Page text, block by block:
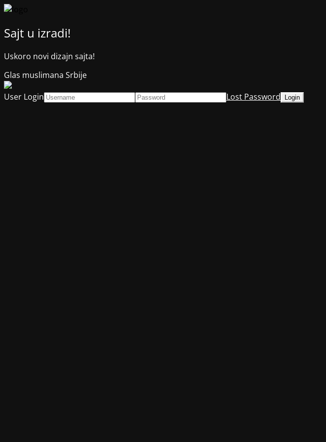
Sajt u izradi!
Uskoro novi dizajn sajta!
Glas muslimana Srbije
User Login
Lost Password